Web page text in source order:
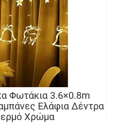
Φωτάκια 3.6×0.8m
Eλάφια Δέντρα
Χρώμα